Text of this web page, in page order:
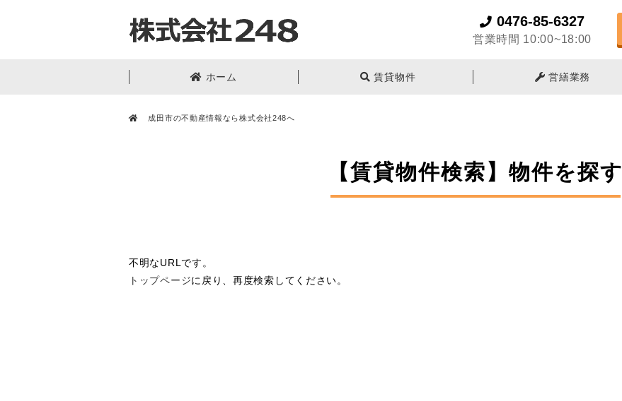
0476-85-6327
営業時間 10:00~18:00
ホーム 賃貸物件 営繕業務
成田市の不動産情報なら株式会社248へ
【賃貸物件検索】物件を探す
不明なURLです。
トップページに戻り、再度検索してください。